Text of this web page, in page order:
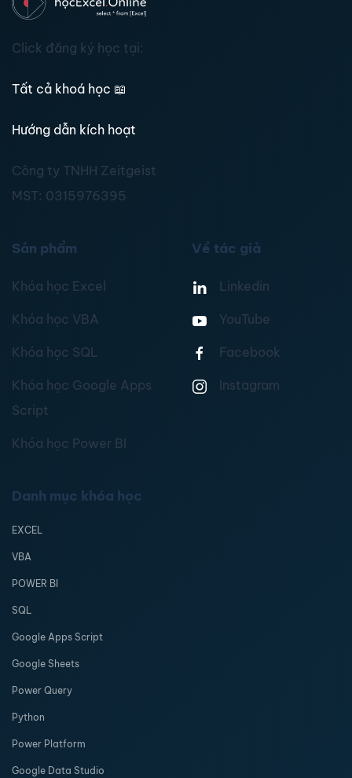
Click đăng ký học tại:
Tất cả khoá học 📖
Hướng dẫn kích hoạt
Công ty TNHH Zeitgeist
MST: 0315976395
Sản phẩm
Khóa học Excel
Khóa học VBA
Khóa học SQL
Khóa học Google Apps
Script
Khóa học Power BI
Về tác giả
Linkedin
YouTube
Facebook
Instagram
Danh mục khóa học
EXCEL
VBA
POWER BI
SQL
Google Apps Script
Google Sheets
Power Query
Python
Power Platform
Google Data Studio